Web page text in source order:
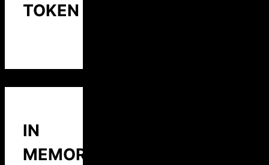
TOKEN
IN
MEMORY